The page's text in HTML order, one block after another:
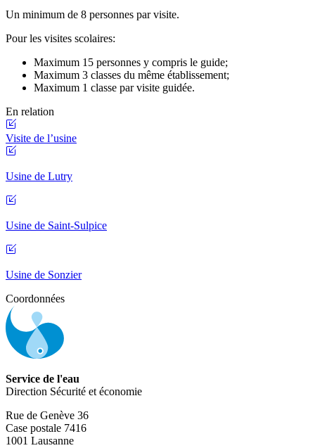
Un minimum de 8 personnes par visite.
Pour les visites scolaires:
Maximum 15 personnes y compris le guide;
Maximum 3 classes du même établissement;
Maximum 1 classe par visite guidée.
En relation
Visite de l’usine
Usine de Lutry
Usine de Saint-Sulpice
Usine de Sonzier
Coordonnées
Service de l'eau
Direction Sécurité et économie
Rue de Genève 36
Case postale 7416
1001 Lausanne